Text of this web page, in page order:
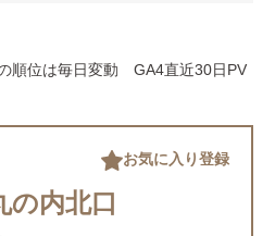
順位は毎日変動 GA4直近30日PV
の内北口
お気に入り登録